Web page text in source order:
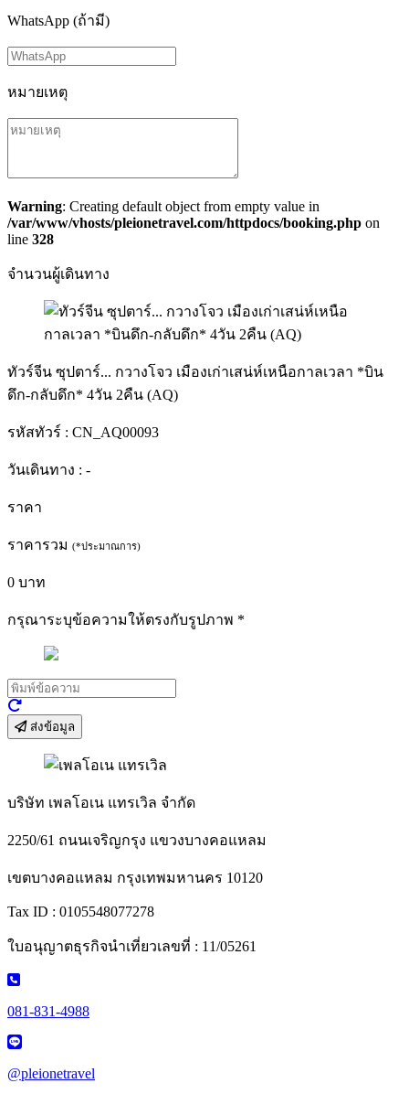
WhatsApp (ถ้ามี)
หมายเหตุ
Warning: Creating default object from empty value in
/var/www/vhosts/pleionetravel.com/httpdocs/booking.php on
line 328
จำนวนผู้เดินทาง
ทัวร์จีน ซุปตาร์... กวางโจว เมืองเก่าเสน่ห์เหนือกาลเวลา *บิน
ดึก-กลับดึก* 4วัน 2คืน (AQ)
รหัสทัวร์ : CN_AQ00093
วันเดินทาง : -
ราคา
ราคารวม (*ประมาณการ)
0 บาท
กรุณาระบุข้อความให้ตรงกับรูปภาพ *
ส่งข้อมูล
บริษัท เพลโอเน แทรเวิล จำกัด
2250/61 ถนนเจริญกรุง แขวงบางคอแหลม
เขตบางคอแหลม กรุงเทพมหานคร 10120
Tax ID : 0105548077278
ใบอนุญาตธุรกิจนำเที่ยวเลขที่ : 11/05261
081-831-4988
@pleionetravel